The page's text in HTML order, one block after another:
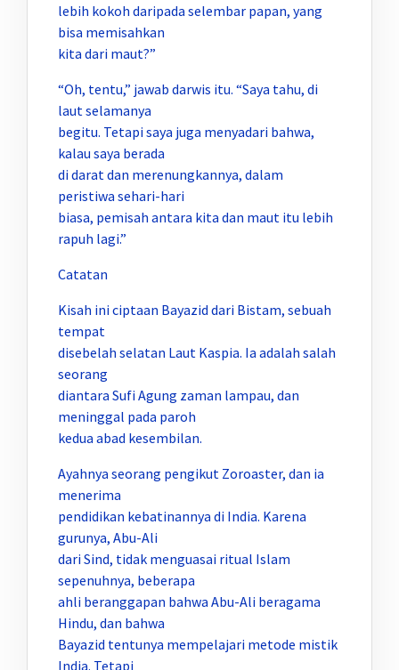
lebih kokoh daripada selembar papan, yang
bisa memisahkan
kita dari maut?”
“Oh, tentu,” jawab darwis itu. “Saya tahu, di
laut selamanya
begitu. Tetapi saya juga menyadari bahwa,
kalau saya berada
di darat dan merenungkannya, dalam
peristiwa sehari-hari
biasa, pemisah antara kita dan maut itu lebih
rapuh lagi.”
Catatan
Kisah ini ciptaan Bayazid dari Bistam, sebuah
tempat
disebelah selatan Laut Kaspia. Ia adalah salah
seorang
diantara Sufi Agung zaman lampau, dan
meninggal pada paroh
kedua abad kesembilan.
Ayahnya seorang pengikut Zoroaster, dan ia
menerima
pendidikan kebatinannya di India. Karena
gurunya, Abu-Ali
dari Sind, tidak menguasai ritual Islam
sepenuhnya, beberapa
ahli beranggapan bahwa Abu-Ali beragama
Hindu, dan bahwa
Bayazid tentunya mempelajari metode mistik
India. Tetapi